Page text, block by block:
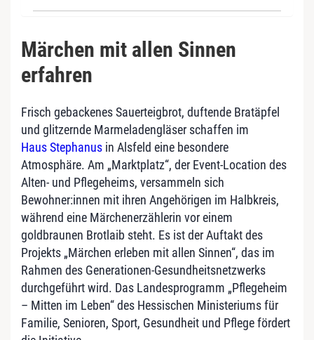
Märchen mit allen Sinnen
erfahren
Frisch gebackenes Sauerteigbrot, duftende Bratäpfel
und glitzernde Marmeladengläser schaffen im
Haus Stephanus in Alsfeld eine besondere
Atmosphäre. Am „Marktplatz“, der Event-Location des
Alten- und Pflegeheims, versammeln sich
Bewohner:innen mit ihren Angehörigen im Halbkreis,
während eine Märchenerzählerin vor einem
goldbraunen Brotlaib steht. Es ist der Auftakt des
Projekts „Märchen erleben mit allen Sinnen“, das im
Rahmen des Generationen-Gesundheitsnetzwerks
durchgeführt wird. Das Landesprogramm „Pflegeheim
– Mitten im Leben“ des Hessischen Ministeriums für
Familie, Senioren, Sport, Gesundheit und Pflege fördert